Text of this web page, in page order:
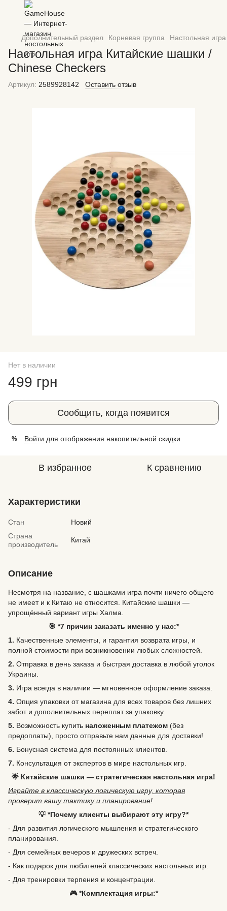
Дополнительный раздел Корневая группа Настольная
Настольная игра Китайские шашки /
Chinese Checkers
Артикул: 2589928142 Оставить отзыв
Нет в наличии
499 грн
Сообщить, когда появится
% Войти для отображения накопительной скидки
В избранное К сравнению
Характеристики
Стан
Новий
Страна
производитель
Китай
Описание
Несмотря на название, с шашками игра почти ничего общего
не имеет и к Китаю не относится. Китайские шашки —
упрощённый вариант игры Халма.
🎯 *7 причин заказать именно у нас:*
1. Качественные элементы, и гарантия возврата игры, и
полной стоимости при возникновении любых сложностей.
2. Отправка в день заказа и быстрая доставка в любой уголок
Украины.
3. Игра всегда в наличии — мгновенное оформление заказа.
4. Опция упаковки от магазина для всех товаров без лишних
забот и дополнительных переплат за упаковку.
5. Возможность купить наложенным платежом (без
предоплаты), просто отправьте нам данные для доставки!
6. Бонусная система для постоянных клиентов.
7. Консультация от экспертов в мире настольных игр.
🌟 Китайские шашки — стратегическая настольная игра!
Играйте в классическую логическую игру, которая
проверит вашу тактику и планирование!
💡 *Почему клиенты выбирают эту игру?*
- Для развития логического мышления и стратегического
планирования.
- Для семейных вечеров и дружеских встреч.
- Как подарок для любителей классических настольных игр.
- Для тренировки терпения и концентрации.
🎮 *Комплектация игры:*